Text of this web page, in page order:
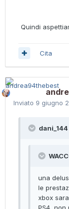
Quindi
Cita
Inviato 9 giugno
una
le
xbox